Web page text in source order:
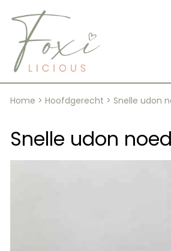
content
Home > Hoofdgerecht > Snelle udon
Snelle udon